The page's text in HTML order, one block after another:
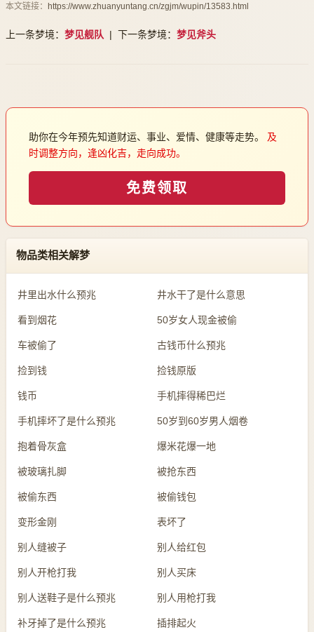
本文链接： https://www.zhuanyuntang.cn/zgjm/wupin/13583.html
上一条梦境： 梦见舰队 | 下一条梦境： 梦见斧头
助你在今年预先知道财运、事业、爱情、健康等走势。 及
时调整方向，逢凶化吉，走向成功。
免费领取
物品类相关解梦
井里出水什么预兆 井水干了是什么意思
看到烟花 50岁女人现金被偷
车被偷了 古钱币什么预兆
捡到钱 捡钱原版
钱币 手机摔得稀巴烂
手机摔坏了是什么预兆 50岁到60岁男人烟卷
抱着骨灰盒 爆米花爆一地
被玻璃扎脚 被抢东西
被偷东西 被偷钱包
变形金刚 表坏了
别人缝被子 别人给红包
别人开枪打我 别人买床
别人送鞋子是什么预兆 别人用枪打我
补牙掉了是什么预兆 插排起火